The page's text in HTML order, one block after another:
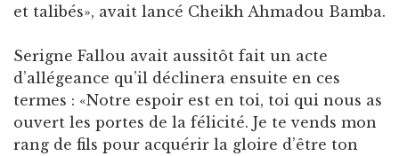
et talibés», avait lancé Cheikh Ahmadou Bamba.
Serigne Fallou avait aussitôt fait un acte
d’allégeance qu’il déclinera ensuite en ces
termes : «Notre espoir est en toi, toi qui nous as
ouvert les portes de la félicité. Je te vends mon
rang de fils pour acquérir la gloire d’être ton